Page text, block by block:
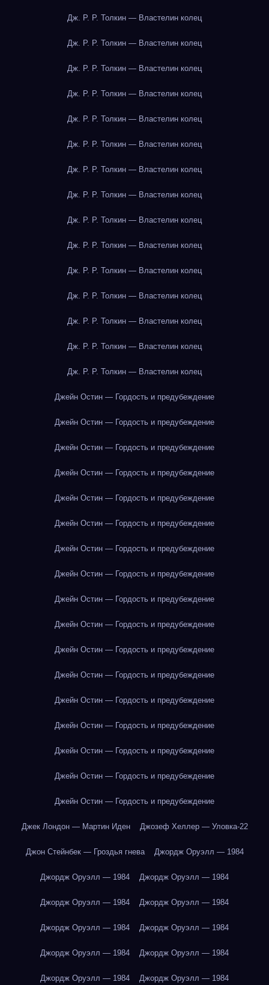
Дж. Р. Р. Толкин — Властелин колец
Дж. Р. Р. Толкин — Властелин колец
Дж. Р. Р. Толкин — Властелин колец
Дж. Р. Р. Толкин — Властелин колец
Дж. Р. Р. Толкин — Властелин колец
Дж. Р. Р. Толкин — Властелин колец
Дж. Р. Р. Толкин — Властелин колец
Дж. Р. Р. Толкин — Властелин колец
Дж. Р. Р. Толкин — Властелин колец
Дж. Р. Р. Толкин — Властелин колец
Дж. Р. Р. Толкин — Властелин колец
Дж. Р. Р. Толкин — Властелин колец
Дж. Р. Р. Толкин — Властелин колец
Дж. Р. Р. Толкин — Властелин колец
Дж. Р. Р. Толкин — Властелин колец
Джейн Остин — Гордость и предубеждение
Джейн Остин — Гордость и предубеждение
Джейн Остин — Гордость и предубеждение
Джейн Остин — Гордость и предубеждение
Джейн Остин — Гордость и предубеждение
Джейн Остин — Гордость и предубеждение
Джейн Остин — Гордость и предубеждение
Джейн Остин — Гордость и предубеждение
Джейн Остин — Гордость и предубеждение
Джейн Остин — Гордость и предубеждение
Джейн Остин — Гордость и предубеждение
Джейн Остин — Гордость и предубеждение
Джейн Остин — Гордость и предубеждение
Джейн Остин — Гордость и предубеждение
Джейн Остин — Гордость и предубеждение
Джейн Остин — Гордость и предубеждение
Джейн Остин — Гордость и предубеждение
Джек Лондон — Мартин Иден Джозеф Хеллер — Уловка-22
Джон Стейнбек — Гроздья гнева Джордж Оруэлл — 1984
Джордж Оруэлл — 1984 Джордж Оруэлл — 1984
Джордж Оруэлл — 1984 Джордж Оруэлл — 1984
Джордж Оруэлл — 1984 Джордж Оруэлл — 1984
Джордж Оруэлл — 1984 Джордж Оруэлл — 1984
Джордж Оруэлл — 1984 Джордж Оруэлл — 1984